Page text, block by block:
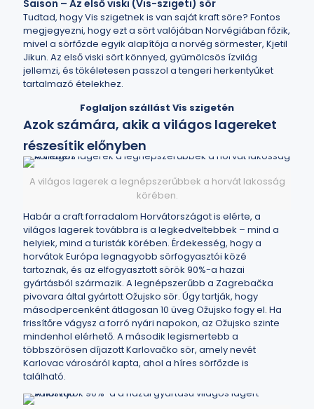
Saison – Az első viski (Vis-szigeti) sör
Tudtad, hogy Vis szigetnek is van saját kraft söre? Fontos
megjegyezni, hogy ezt a sört valójában Norvégiában főzik,
mivel a sörfőzde egyik alapítója a norvég sörmester, Kjetil
Jikun. Az első viski sört könnyed, gyümölcsös ízvilág
jellemzi, és tökéletesen passzol a tengeri herkentyűket
tartalmazó ételekhez.
Foglaljon szállást Vis szigetén
Azok számára, akik a világos lagereket
részesítik előnyben
A világos lagerek a legnépszerűbbek a horvát lakosság
körében.
Habár a craft forradalom Horvátországot is elérte, a
világos lagerek továbbra is a legkedveltebbek – mind a
helyiek, mind a turisták körében. Érdekesség, hogy a
horvátok Európa legnagyobb sörfogyasztói közé
tartoznak, és az elfogyasztott sörök 90%-a hazai
gyártásból származik. A legnépszerűbb a Zagrebačka
pivovara által gyártott Ožujsko sör. Úgy tartják, hogy
másodpercenként átlagosan 10 üveg Ožujsko fogy el. Ha
frissítőre vágysz a forró nyári napokon, az Ožujsko szinte
mindenhol elérhető. A második legismertebb a
többszörösen díjazott Karlovačko sör, amely nevét
Karlovac városáról kapta, ahol a híres sörfőzde is
található.